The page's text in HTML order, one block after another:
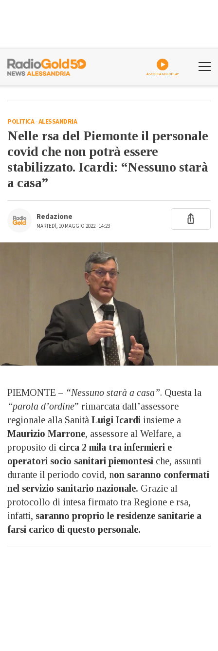
ASCOLTA GOLDPLAY
POLITICA-ALESSANDRIA
Nelle rsa del Piemonte il personale
covid che non potrà essere
stabilizzato. Icardi: “Nessuno starà
a casa”
Redazione
MARTEDÌ, 10 MAGGIO 2022 - 14:23
PIEMONTE – “Nessuno starà a casa”. Questa la
“parola d’ordine” rimarcata dall’assessore
regionale alla Sanità Luigi Icardi insieme a
Maurizio Marrone, assessore al Welfare, a
proposito di circa 2 mila tra infermieri e
operatori socio sanitari piemontesi che, assunti
durante il periodo covid, non saranno confermati
nel servizio sanitario nazionale. Grazie al
protocollo di intesa firmato tra Regione e rsa,
infatti, saranno proprio le residenze sanitarie a
farsi carico di questo personale.